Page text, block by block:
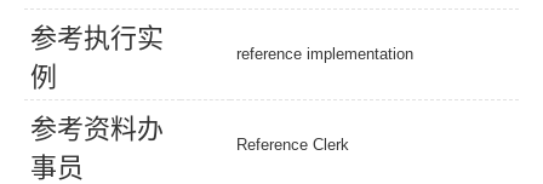
参考执行实
例
reference implementation
参考资料办
事员
Reference Clerk